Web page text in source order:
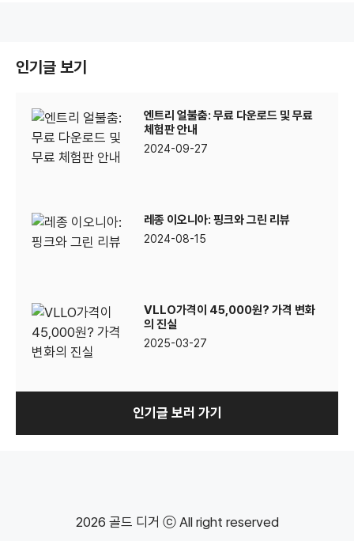
인기글 보기
엔트리 얼불춤: 무료 다운로드 및 무료
체험판 안내
2024-09-27
레종 이오니아: 핑크와 그린 리뷰
2024-08-15
VLLO가격이 45,000원? 가격 변화
의 진실
2025-03-27
인기글 보러 가기
2026 골드 디거 ⓒ All right reserved